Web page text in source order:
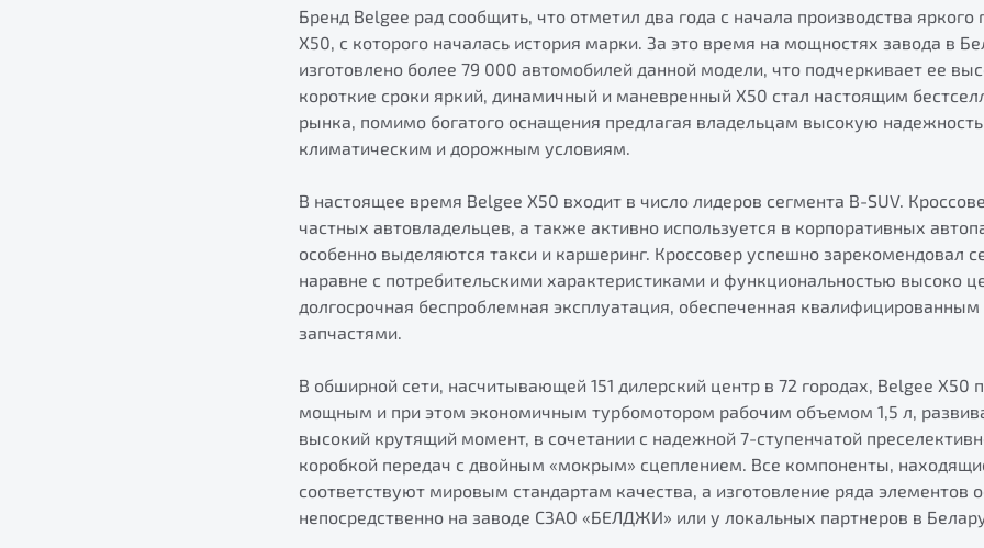
Бренд Belgee рад сообщить, что отметил два года с начала производства яркого
X50, с которого началась история марки. За это время на мощностях завода в
изготовлено более 79 000 автомобилей данной модели, что подчеркивает ее
короткие сроки яркий, динамичный и маневренный Х50 стал настоящим
рынка, помимо богатого оснащения предлагая владельцам высокую
климатическим и дорожным условиям.
В настоящее время Belgee X50 входит в число лидеров сегмента B-SUV.
частных автовладельцев, а также активно используется в корпоративных
особенно выделяются такси и каршеринг. Кроссовер успешно зарекомендовал
наравне с потребительскими характеристиками и функциональностью высоко
долгосрочная беспроблемная эксплуатация, обеспеченная квалифицированным
запчастями.
В обширной сети, насчитывающей 151 дилерский центр в 72 городах, Belgee X50
мощным и при этом экономичным турбомотором рабочим объемом 1,5 л,
высокий крутящий момент, в сочетании с надежной 7-ступенчатой
коробкой передач с двойным «мокрым» сцеплением. Все компоненты,
соответствуют мировым стандартам качества, а изготовление ряда элементов
непосредственно на заводе СЗАО «БЕЛДЖИ» или у локальных партнеров в